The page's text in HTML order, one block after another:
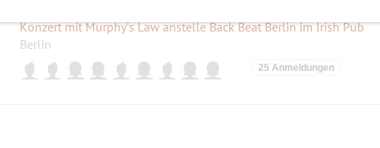
Konzert mit Murphy's Law anstelle Back Beat Berlin im Irish Pub
Berlin
25 Anmeldungen